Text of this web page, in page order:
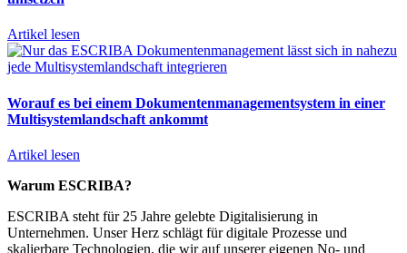
Artikel lesen
Worauf es bei einem Dokumentenmanagementsystem in einer
Multisystemlandschaft ankommt
Artikel lesen
Warum ESCRIBA?
ESCRIBA steht für 25 Jahre gelebte Digitalisierung in
Unternehmen. Unser Herz schlägt für digitale Prozesse und
skalierbare Technologien, die wir auf unserer eigenen No- und